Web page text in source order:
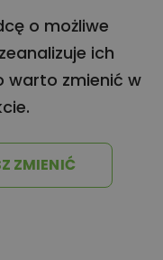
o możliwe
ich
warto zmienić w
ZMIENIĆ